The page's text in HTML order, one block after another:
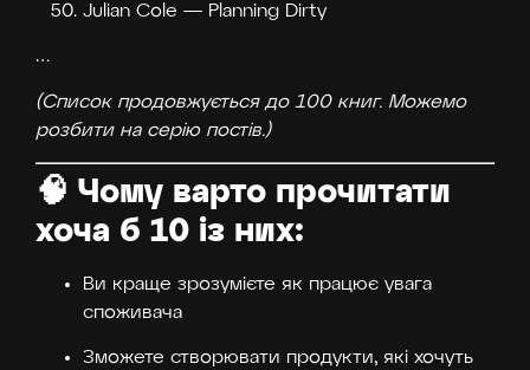
Julian Cole — Planning Dirty
…
(Список продовжується до 100 книг. Можемо
розбити на серію постів.)
🧠 Чому варто прочитати
хоча б 10 із них:
Ви краще зрозумієте як працює увага
споживача
Зможете створювати продукти, які хочуть